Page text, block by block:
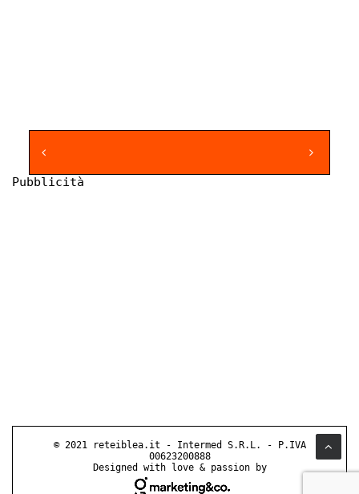
Pubblicità
© 2021 reteiblea.it - Intermed S.R.L. - P.IVA
00623200888
Designed with love & passion by